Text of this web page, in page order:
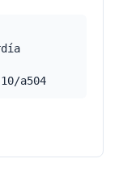
a504